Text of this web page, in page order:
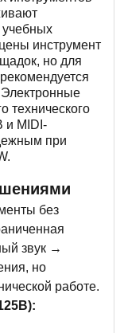
учебных
инструмент
но для
технического
и MIDI-
при
без
звук →
но
работе.